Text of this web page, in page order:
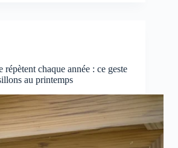
chaque année : ce geste
au printemps